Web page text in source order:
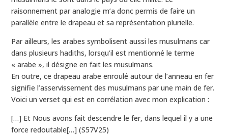
raisonnement par analogie m’a donc permis de faire un
parallèle entre le drapeau et sa représentation plurielle.
Par ailleurs, les arabes symbolisent aussi les musulmans car
dans plusieurs hadiths, lorsqu’il est mentionné le terme
« arabe », il désigne en fait les musulmans.
En outre, ce drapeau arabe enroulé autour de l’anneau en fer
signifie l’asservissement des musulmans par une main de fer.
Voici un verset qui est en corrélation avec mon explication :
[…] Et Nous avons fait descendre le fer, dans lequel il y a une
force redoutable[…] (S57V25)